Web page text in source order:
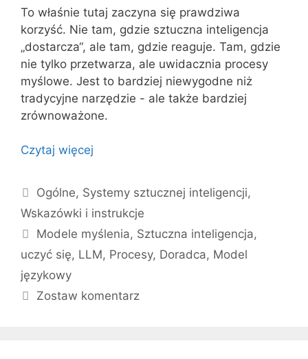
To właśnie tutaj zaczyna się prawdziwa
korzyść. Nie tam, gdzie sztuczna inteligencja
„dostarcza“, ale tam, gdzie reaguje. Tam, gdzie
nie tylko przetwarza, ale uwidacznia procesy
myślowe. Jest to bardziej niewygodne niż
tradycyjne narzędzie - ale także bardziej
zrównoważone.
Czytaj więcej
Kategorie
Ogólne, Systemy sztucznej inteligencji,
Wskazówki i instrukcje
Tagi
Modele myślenia, Sztuczna inteligencja,
uczyć się, LLM, Procesy, Doradca, Model
językowy
Zostaw komentarz